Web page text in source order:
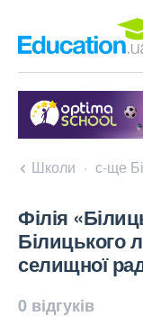
Школи с-ще
Філія
Білицького
селищної
0 відгуків